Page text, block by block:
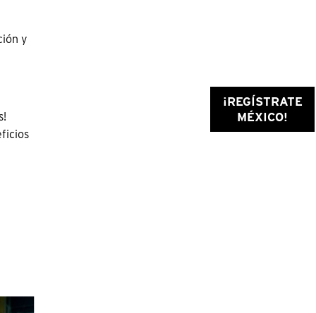
¡REGÍSTRATE
MÉXICO!
y